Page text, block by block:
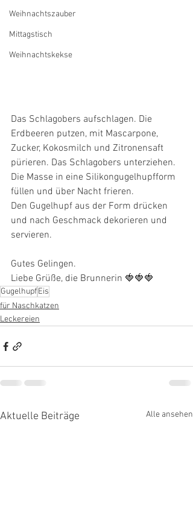
Weihnachtszauber
Mittagstisch
Weihnachtskekse
Das Schlagobers aufschlagen. Die
Erdbeeren putzen, mit Mascarpone,
Zucker, Kokosmilch und Zitronensaft
pürieren. Das Schlagobers unterziehen.
Die Masse in eine Silikongugelhupfform
füllen und über Nacht frieren.
Den Gugelhupf aus der Form drücken
und nach Geschmack dekorieren und
servieren.
Gutes Gelingen.
Liebe Grüße, die Brunnerin 🍓🍓🍓
GugelhupfEis
für Naschkatzen
Leckereien
Aktuelle Beiträge Alle ansehen